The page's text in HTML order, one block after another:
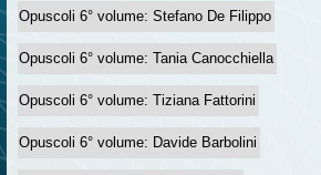
Opuscoli 6° volume: Stefano De Filippo
Opuscoli 6° volume: Tania Canocchiella
Opuscoli 6° volume: Tiziana Fattorini
Opuscoli 6° volume: Davide Barbolini